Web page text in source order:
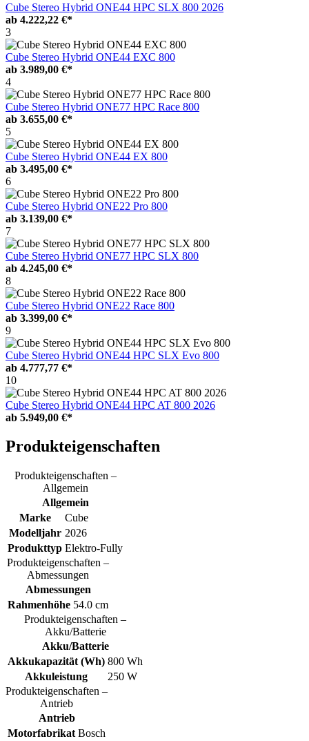
Cube Stereo Hybrid ONE44 HPC SLX 800 2026
ab 4.222,22 €*
3
Cube Stereo Hybrid ONE44 EXC 800
ab 3.989,00 €*
4
Cube Stereo Hybrid ONE77 HPC Race 800
ab 3.655,00 €*
5
Cube Stereo Hybrid ONE44 EX 800
ab 3.495,00 €*
6
Cube Stereo Hybrid ONE22 Pro 800
ab 3.139,00 €*
7
Cube Stereo Hybrid ONE77 HPC SLX 800
ab 4.245,00 €*
8
Cube Stereo Hybrid ONE22 Race 800
ab 3.399,00 €*
9
Cube Stereo Hybrid ONE44 HPC SLX Evo 800
ab 4.777,77 €*
10
Cube Stereo Hybrid ONE44 HPC AT 800 2026
ab 5.949,00 €*
Produkteigenschaften
Produkteigenschaften –
Allgemein
Allgemein
Marke
Cube
Modelljahr 2026
Produkttyp Elektro-Fully
Produkteigenschaften –
Abmessungen
Abmessungen
Rahmenhöhe 54.0 cm
Produkteigenschaften –
Akku/Batterie
Akku/Batterie
Akkukapazität (Wh) 800 Wh
Akkuleistung
250 W
Produkteigenschaften –
Antrieb
Antrieb
Motorfabrikat Bosch